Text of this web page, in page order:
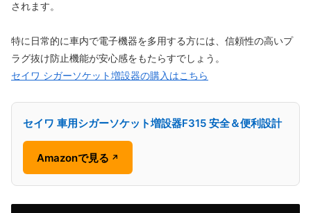
されます。
特に日常的に車内で電子機器を多用する方には、信頼性の高いプ
ラグ抜け防止機能が安心感をもたらすでしょう。
セイワ シガーソケット増設器の購入はこちら
セイワ 車用シガーソケット増設器F315 安全＆便利設計
Amazonで見る ↗